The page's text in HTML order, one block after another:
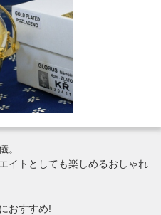
。
イトとしても楽しめるおしゃれ
おすすめ!